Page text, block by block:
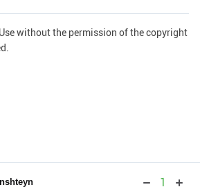
without the permission of the copyright
1